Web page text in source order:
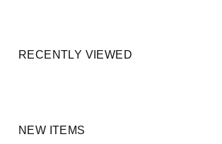
RECENTLY VIEWED
NEW ITEMS